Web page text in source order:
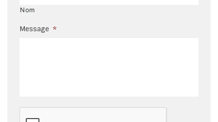
Nom
Message *